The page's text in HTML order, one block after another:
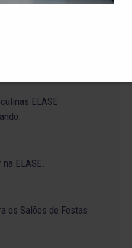
ELASE
ELASE.
os Salões de Festas